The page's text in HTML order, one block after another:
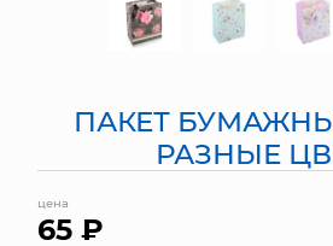
МЯГКИЕ ИГРУШКИ
ЯЩИКИ
СУНДУКИ
ПАКЕТ
РАЗНЫЕ
цена
65 ₽